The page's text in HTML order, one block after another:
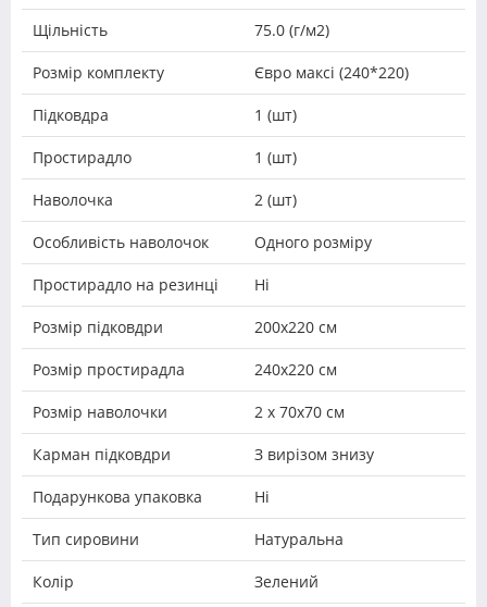
Щільність 75.0 (г/м2)
Розмір комплекту Євро максі (240*220)
Підковдра 1 (шт)
Простирадло 1 (шт)
Наволочка 2 (шт)
Особливість наволочок Одного розміру
Простирадло на резинці Ні
Розмір підковдри 200х220 см
Розмір простирадла 240х220 см
Розмір наволочки 2 х 70х70 см
Карман підковдри З вирізом знизу
Подарункова упаковка Ні
Тип сировини Натуральна
Колір Зелений